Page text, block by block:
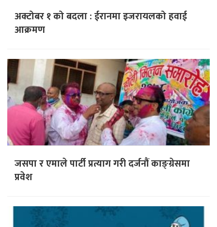
अक्टोबर १ को बदला : ईरानमा इजरायलको हवाई
आक्रमण
जसपा र एमाले पार्टी प्रत्याग गरी दर्जनौं काङ्ग्रेसमा
प्रवेश